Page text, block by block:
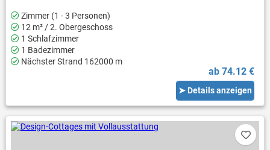
Zimmer (1 - 3 Personen)
12 m² / 2. Obergeschoss
1 Schlafzimmer
1 Badezimmer
Nächster Strand 162000 m
ab 74.12 €
➤ Details anzeigen